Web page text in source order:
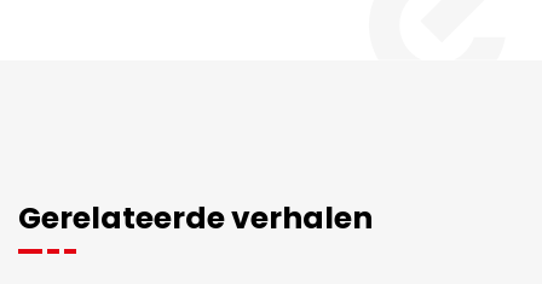
Gerelateerde verhalen